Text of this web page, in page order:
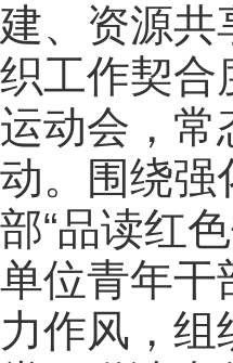
建、资源共
织工作契合
运动会，常
动。围绕强
部“品读红
单位青年干
力作风，